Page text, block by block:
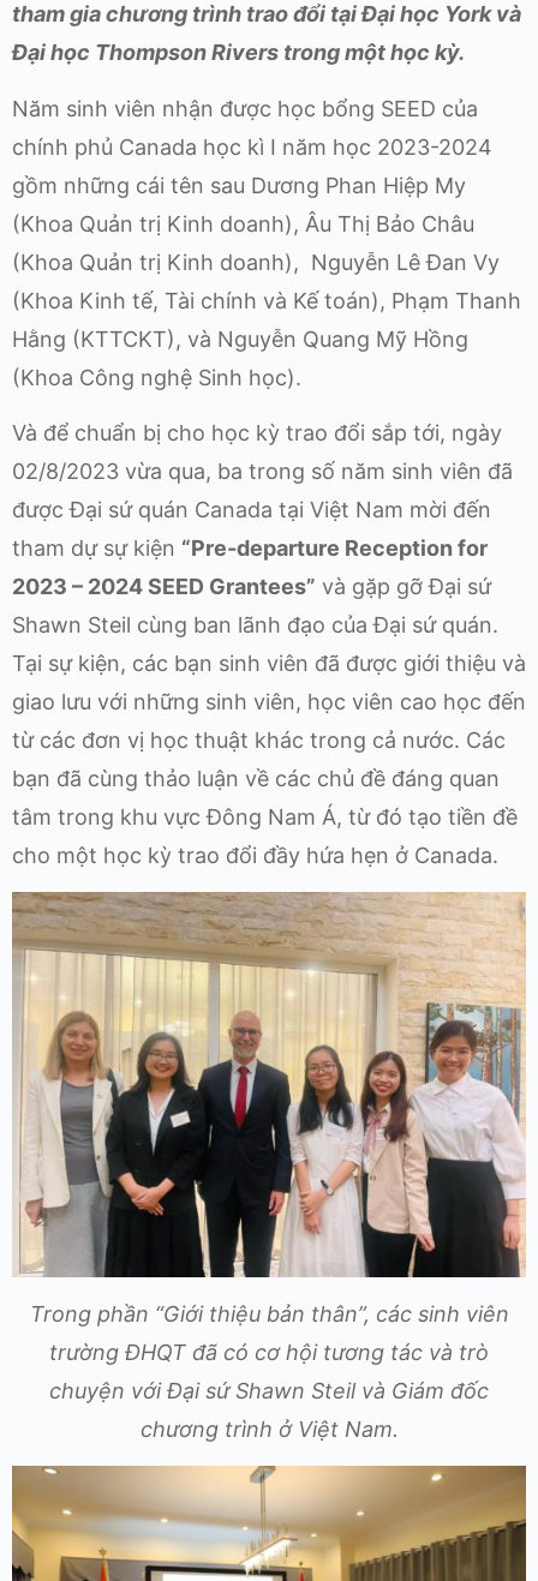
tham gia chương trình trao đổi tại Đại học York và
Đại học Thompson Rivers trong một học kỳ.
Năm sinh viên nhận được học bổng SEED của
chính phủ Canada học kì I năm học 2023-2024
gồm những cái tên sau Dương Phan Hiệp My
(Khoa Quản trị Kinh doanh), Âu Thị Bảo Châu
(Khoa Quản trị Kinh doanh), Nguyễn Lê Đan Vy
(Khoa Kinh tế, Tài chính và Kế toán), Phạm Thanh
Hằng (KTTCKT), và Nguyễn Quang Mỹ Hồng
(Khoa Công nghệ Sinh học).
Và để chuẩn bị cho học kỳ trao đổi sắp tới, ngày
02/8/2023 vừa qua, ba trong số năm sinh viên đã
được Đại sứ quán Canada tại Việt Nam mời đến
tham dự sự kiện “Pre-departure Reception for
2023 – 2024 SEED Grantees” và gặp gỡ Đại sứ
Shawn Steil cùng ban lãnh đạo của Đại sứ quán.
Tại sự kiện, các bạn sinh viên đã được giới thiệu và
giao lưu với những sinh viên, học viên cao học đến
từ các đơn vị học thuật khác trong cả nước. Các
bạn đã cùng thảo luận về các chủ đề đáng quan
tâm trong khu vực Đông Nam Á, từ đó tạo tiền đề
cho một học kỳ trao đổi đầy hứa hẹn ở Canada.
Trong phần “Giới thiệu bản thân”, các sinh viên
trường ĐHQT đã có cơ hội tương tác và trò
chuyện với Đại sứ Shawn Steil và Giám đốc
chương trình ở Việt Nam.